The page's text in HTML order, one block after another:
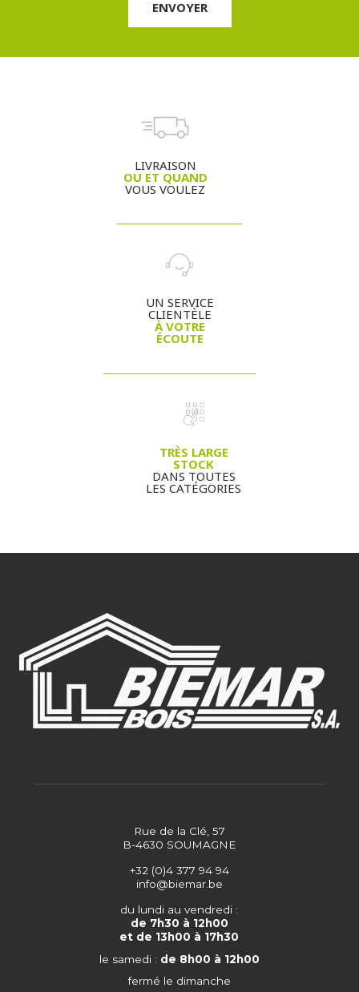
LIVRAISON
OU ET QUAND
VOUS VOULEZ
UN SERVICE
CLIENTÈLE
À VOTRE
ÉCOUTE
TRÈS LARGE
STOCK
DANS TOUTES
LES CATÉGORIES
Rue de la Clé, 57
B-4630 SOUMAGNE
+32 (0)4 377 94 94
info@biemar.be
du lundi au vendredi :
de 7h30 à 12h00
et de 13h00 à 17h30
le samedi : de 8h00 à 12h00
fermé le dimanche